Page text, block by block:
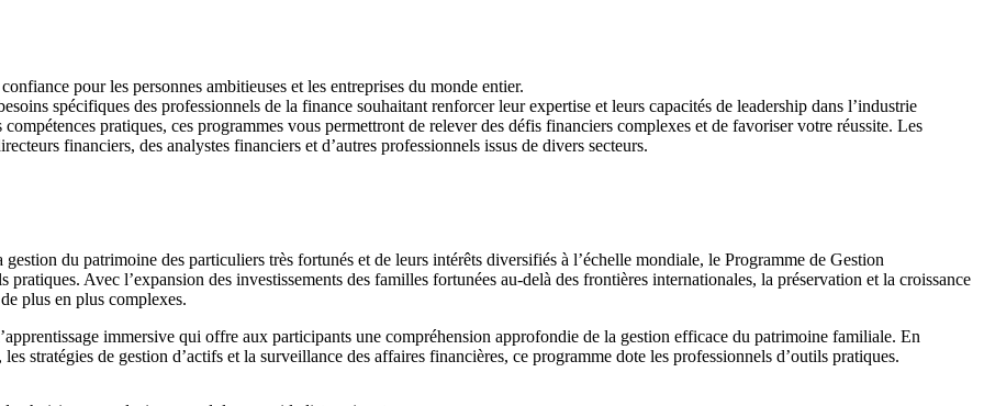
pour les personnes ambitieuses et les entreprises du monde entier.
spécifiques des professionnels de la finance souhaitant renforcer leur expertise et leurs capacités de leadership dans l’industrie
pratiques, ces programmes vous permettront de relever des défis financiers complexes et de favoriser votre réussite. Les
financiers, des analystes financiers et d’autres professionnels issus de divers secteurs.
du patrimoine des particuliers très fortunés et de leurs intérêts diversifiés à l’échelle mondiale, le Programme de Gestion
Avec l’expansion des investissements des familles fortunées au-delà des frontières internationales, la préservation et la croissance
plus en plus complexes.
immersive qui offre aux participants une compréhension approfondie de la gestion efficace du patrimoine familiale. En
stratégies de gestion d’actifs et la surveillance des affaires financières, ce programme dote les professionnels d’outils pratiques.